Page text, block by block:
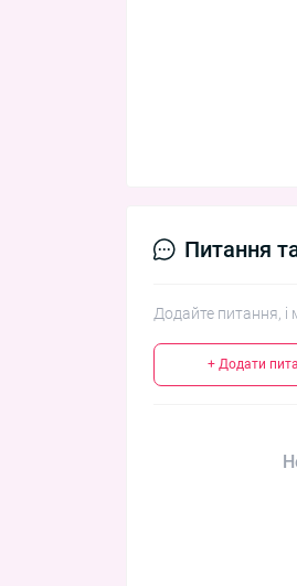
Питання
Додайте питання,
+ Додати